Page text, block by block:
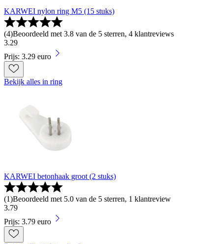
KARWEI nylon ring M5 (15 stuks)
(4)Beoordeeld met 3.8 van de 5 sterren, 4 klantreviews
3.29
Prijs: 3.29 euro
Bekijk alles in ring
KARWEI betonhaak groot (2 stuks)
(1)Beoordeeld met 5.0 van de 5 sterren, 1 klantreview
3.79
Prijs: 3.79 euro